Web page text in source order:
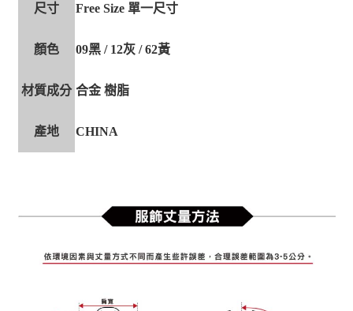
尺寸 Free Size 單一尺寸
顏色 09黑 / 12灰 / 62黃
材質成分 合金 樹脂
產地 CHINA